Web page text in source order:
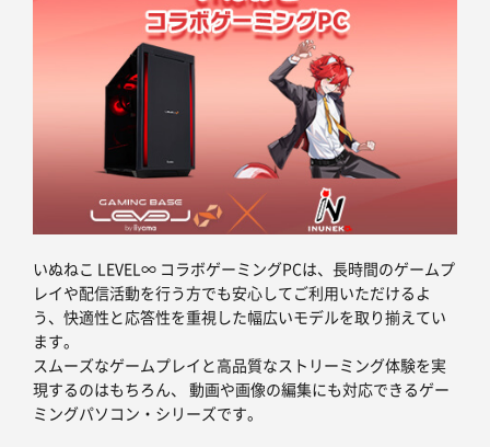
いぬねこ LEVEL∞ コラボゲーミングPCは、長時間のゲームプ
レイや配信活動を行う方でも安心してご利用いただけるよ
う、快適性と応答性を重視した幅広いモデルを取り揃えてい
ます。
スムーズなゲームプレイと高品質なストリーミング体験を実
現するのはもちろん、 動画や画像の編集にも対応できるゲー
ミングパソコン・シリーズです。